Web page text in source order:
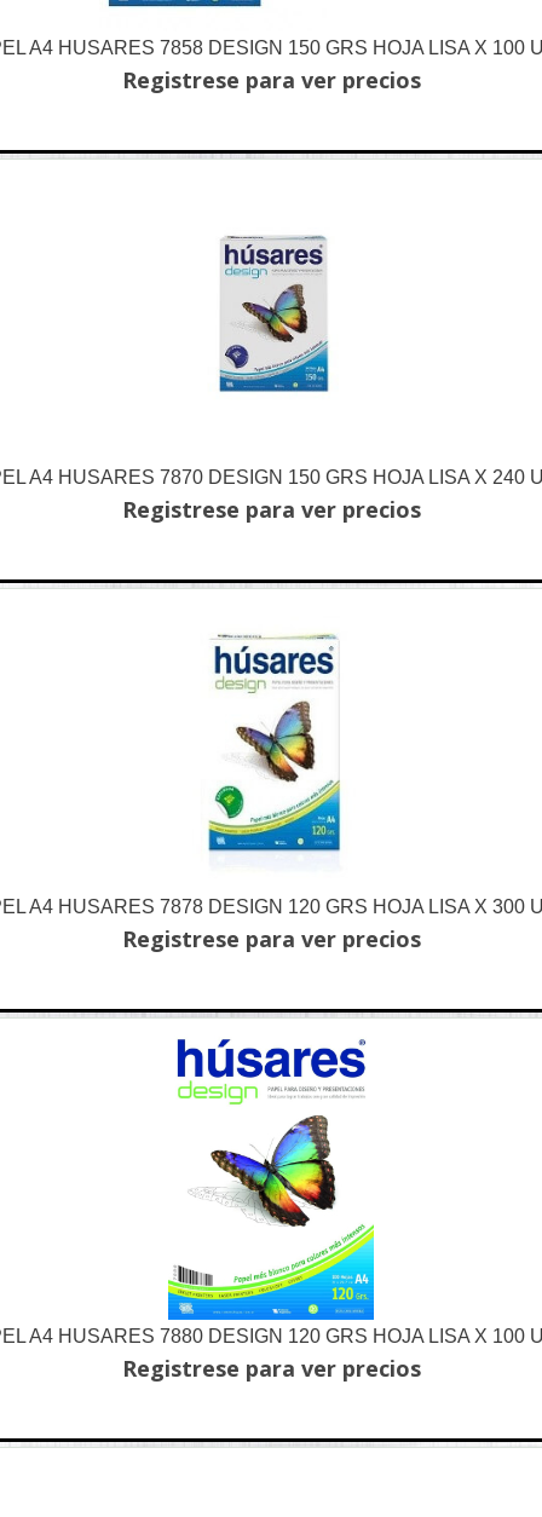
A4 HUSARES 7858 DESIGN 150 GRS HOJA LISA X 100
Registrese para ver precios
A4 HUSARES 7870 DESIGN 150 GRS HOJA LISA X 240
Registrese para ver precios
A4 HUSARES 7878 DESIGN 120 GRS HOJA LISA X 300
Registrese para ver precios
A4 HUSARES 7880 DESIGN 120 GRS HOJA LISA X 100
Registrese para ver precios